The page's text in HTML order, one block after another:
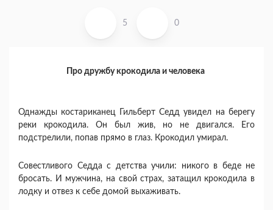
5 0
Про дружбу крокодила и человека
Однажды костариканец Гильберт Седд увидел на берегу
реки крокодила. Он был жив, но не двигался. Его
подстрелили, попав прямо в глаз. Крокодил умирал.
Совестливого Седда с детства учили: никого в беде не
бросать. И мужчина, на свой страх, затащил крокодила в
лодку и отвез к себе домой выхаживать.